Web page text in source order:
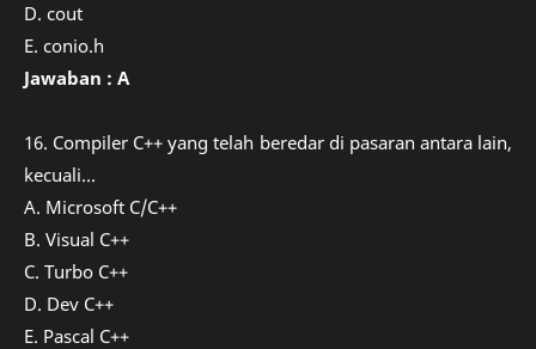
D. cout
E. conio.h
Jawaban : A
16. Compiler C++ yang telah beredar di pasaran antara lain,
kecuali...
A. Microsoft C/C++
B. Visual C++
C. Turbo C++
D. Dev C++
E. Pascal C++